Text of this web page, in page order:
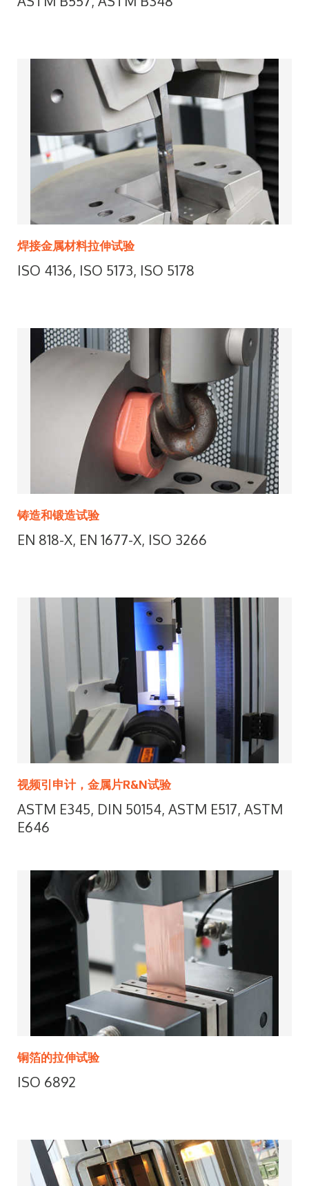
焊接金属材料拉伸试验
ISO 4136, ISO 5173, ISO 5178
铸造和锻造试验
EN 818-X, EN 1677-X, ISO 3266
视频引申计，金属片R&N试验
ASTM E345, DIN 50154, ASTM E517, ASTM
E646
铜箔的拉伸试验
ISO 6892